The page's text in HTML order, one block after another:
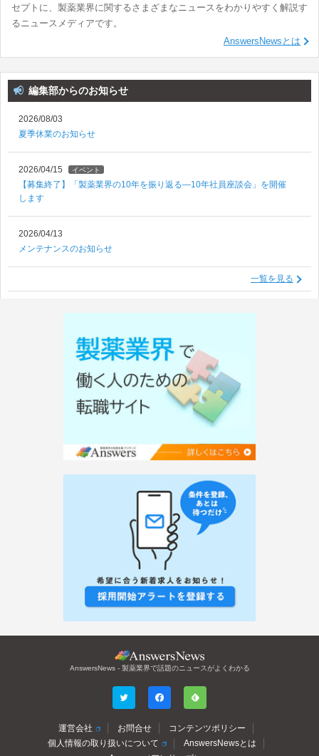
セプトに、製薬業界に関するさまざまなニュースをわかりやすく解説す
るニュースメディアです。
AnswersNewsとは
編集部からのお知らせ
2026/08/03
夏季休業のお知らせ
2026/04/15 イベント
【募集終了】「製薬業界の10年を振り返る―10年社員座談会」を開催
します
2026/04/13
メンテナンスのお知らせ
一覧を見る
AnswersNews - 製薬業界で話題のニュースがよくわかる
運営会社 お問合せ
コンテンツポリシー
個人情報の取り扱いについて
AnswersNewsとは